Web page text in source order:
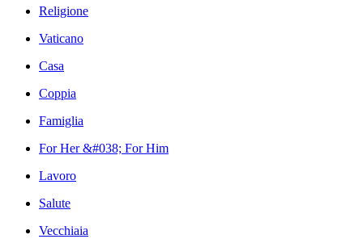
Religione
Vaticano
Casa
Coppia
Famiglia
For Her &#038; For Him
Lavoro
Salute
Vecchiaia